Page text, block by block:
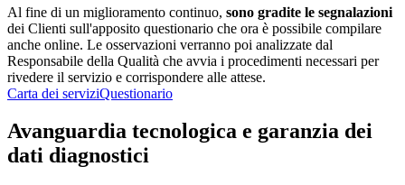
Al fine di un miglioramento continuo, sono gradite le segnalazioni
dei Clienti sull'apposito questionario che ora è possibile compilare
anche online. Le osservazioni verranno poi analizzate dal
Responsabile della Qualità che avvia i procedimenti necessari per
rivedere il servizio e corrispondere alle attese.
Carta dei serviziQuestionario
Avanguardia tecnologica e garanzia dei
dati diagnostici